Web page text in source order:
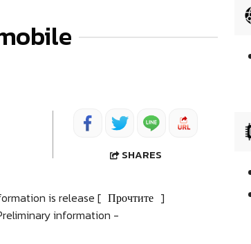
SHARES
is release [ Прочтите ]
information -